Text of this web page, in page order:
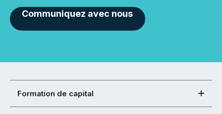
Communiquez avec nous
Formation de capital